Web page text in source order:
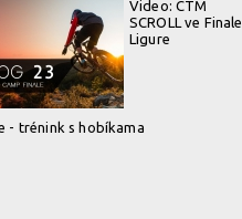
Video: CTM
SCROLL ve Finale
Ligure
- trénink s hobíkama